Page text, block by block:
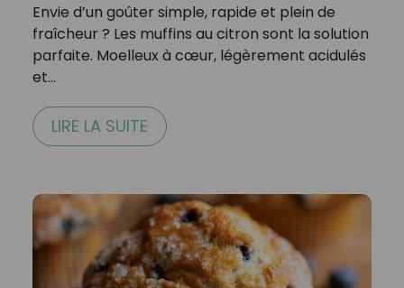
Envie d’un goûter simple, rapide et plein de
fraîcheur ? Les muffins au citron sont la solution
parfaite. Moelleux à cœur, légèrement acidulés
et…
LIRE LA SUITE